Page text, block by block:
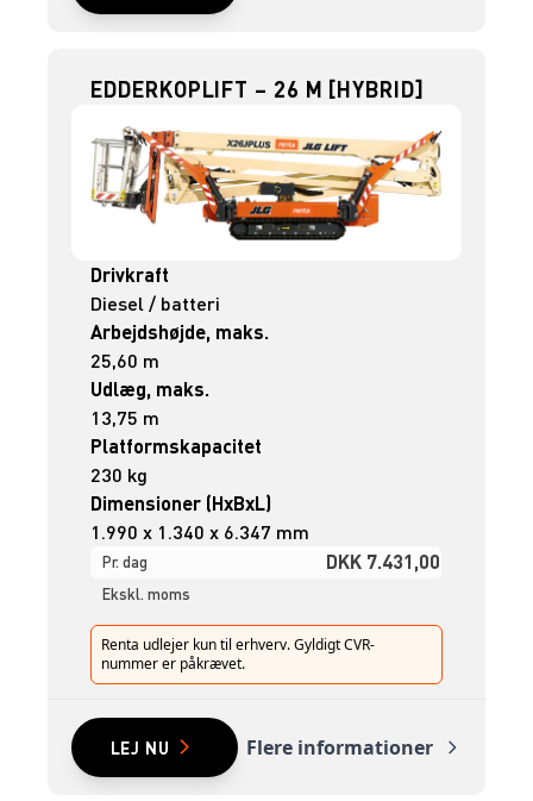
EDDERKOPLIFT – 26 M [HYBRID]
Drivkraft
Diesel / batteri
Arbejdshøjde, maks.
25,60 m
Udlæg, maks.
13,75 m
Platformskapacitet
230 kg
Dimensioner (HxBxL)
1.990 x 1.340 x 6.347 mm
Pr. dag DKK 7.431,00
Ekskl. moms
Renta udlejer kun til erhverv. Gyldigt CVR-
nummer er påkrævet.
LEJ NU Flere informationer